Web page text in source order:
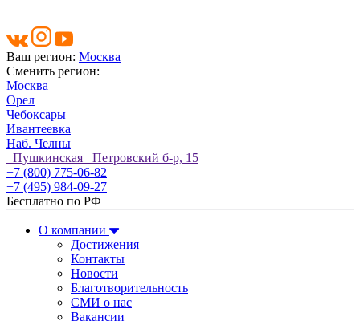
Ваш регион: Москва
Сменить регион:
Москва
Орел
Чебоксары
Ивантеевка
Наб. Челны
Пушкинская Петровский б-р, 15
+7 (800) 775-06-82
+7 (495) 984-09-27
Бесплатно по РФ
О компании
Достижения
Контакты
Новости
Благотворительность
СМИ о нас
Вакансии